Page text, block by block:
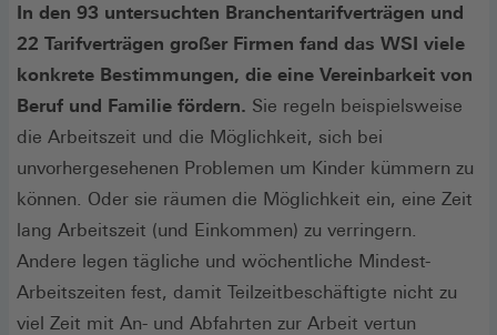
In den 93 untersuchten Branchentarifverträgen und
22 Tarifverträgen großer Firmen fand das WSI viele
konkrete Bestimmungen, die eine Vereinbarkeit von
Beruf und Familie fördern. Sie regeln beispielsweise
die Arbeitszeit und die Möglichkeit, sich bei
unvorhergesehenen Problemen um Kinder kümmern zu
können. Oder sie räumen die Möglichkeit ein, eine Zeit
lang Arbeitszeit (und Einkommen) zu verringern.
Andere legen tägliche und wöchentliche Mindest-
Arbeitszeiten fest, damit Teilzeitbeschäftigte nicht zu
viel Zeit mit An- und Abfahrten zur Arbeit vertun